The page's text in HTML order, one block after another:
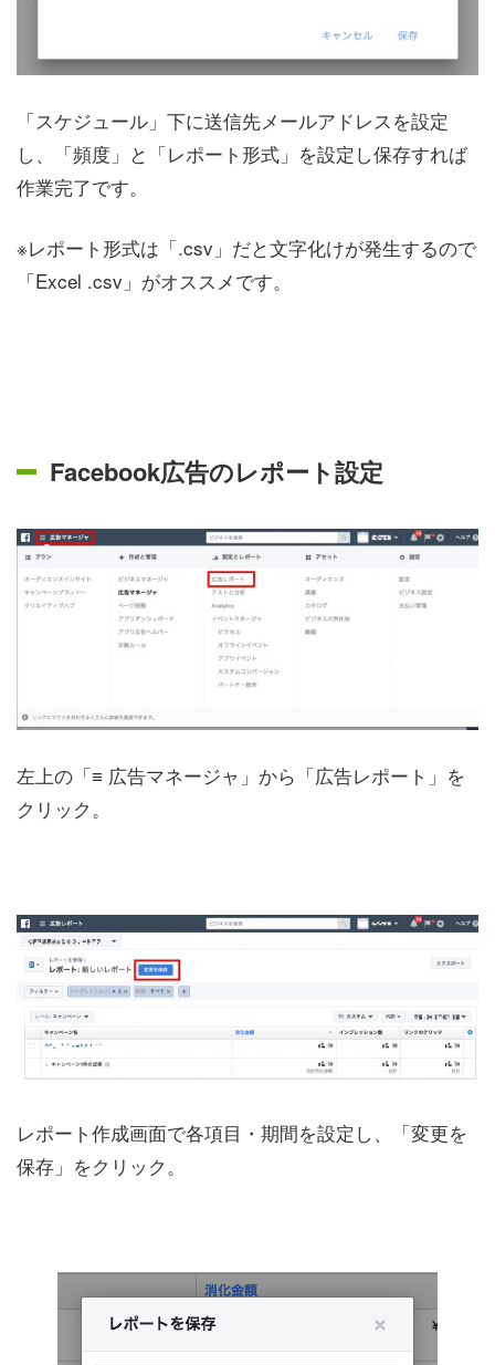
「スケジュール」下に送信先メールアドレスを設定
し、「頻度」と「レポート形式」を設定し保存すれば
作業完了です。
※レポート形式は「.csv」だと文字化けが発生するので
「Excel .csv」がオススメです。
Facebook広告のレポート設定
左上の「≡ 広告マネージャ」から「広告レポート」を
クリック。
レポート作成画面で各項目・期間を設定し、「変更を
保存」をクリック。